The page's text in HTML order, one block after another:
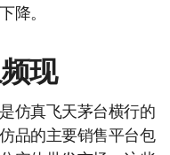
降。
现
仿真飞天茅台横行的
品的主要销售平台包